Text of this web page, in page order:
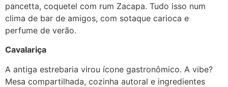
pancetta, coquetel com rum Zacapa. Tudo isso num
clima de bar de amigos, com sotaque carioca e
perfume de verão.
Cavalariça
A antiga estrebaria virou ícone gastronômico. A vibe?
Mesa compartilhada, cozinha autoral e ingredientes